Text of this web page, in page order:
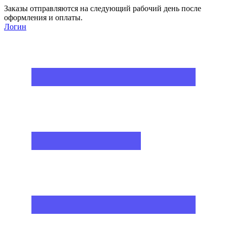
Заказы отправляются на следующий рабочий день после
оформления и оплаты.
Логин